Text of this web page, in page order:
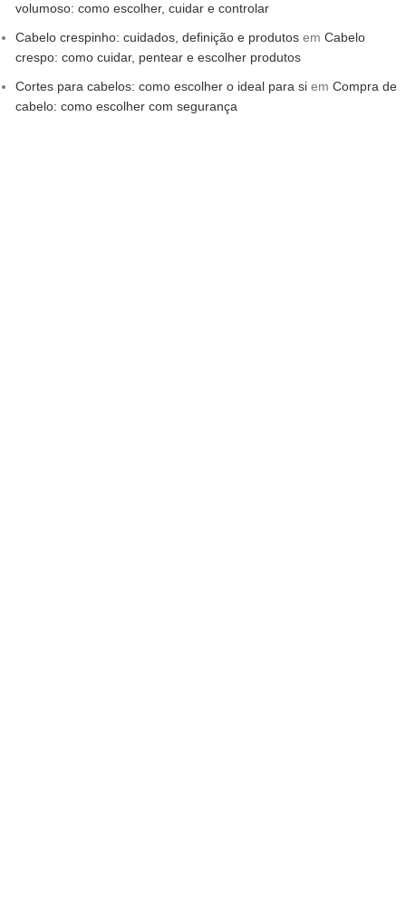
volumoso: como escolher, cuidar e controlar
Cabelo crespinho: cuidados, definição e produtos em Cabelo
crespo: como cuidar, pentear e escolher produtos
Cortes para cabelos: como escolher o ideal para si em Compra de
cabelo: como escolher com segurança